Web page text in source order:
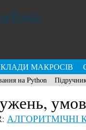
МАКРОСІВ
на Python
АЛГОРИТМІЧНІ